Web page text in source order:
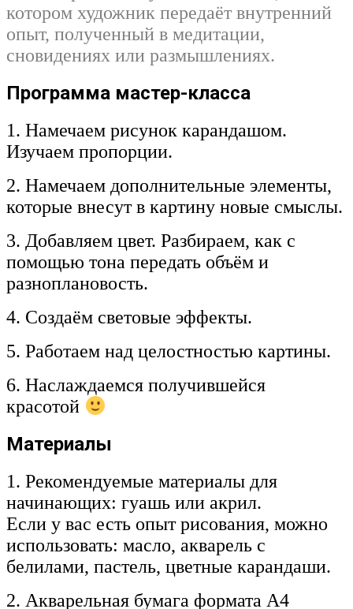
котором художник передаёт внутренний
опыт, полученный в медитации,
сновидениях или размышлениях.
Программа мастер-класса
1. Намечаем рисунок карандашом.
Изучаем пропорции.
2. Намечаем дополнительные элементы,
которые внесут в картину новые смыслы.
3. Добавляем цвет. Разбираем, как с
помощью тона передать объём и
разноплановость.
4. Создаём световые эффекты.
5. Работаем над целостностью картины.
6. Наслаждаемся получившейся
красотой
Материалы
1. Рекомендуемые материалы для
начинающих: гуашь или акрил.
Если у вас есть опыт рисования, можно
использовать: масло, акварель с
белилами, пастель, цветные карандаши.
2. Акварельная бумага формата А4